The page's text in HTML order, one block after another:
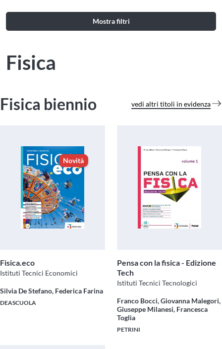
Mostra filtri
Fisica
Fisica biennio vedi altri titoli in evidenza
Novità
Fisica.eco
Istituti Tecnici Economici
Silvia De Stefano, Federica Farina
DEASCUOLA
Pensa con la fisica - Edizione
Tech
Istituti Tecnici Tecnologici
Franco Bocci, Giovanna Malegori,
Giuseppe Milanesi, Francesca
Toglia
PETRINI